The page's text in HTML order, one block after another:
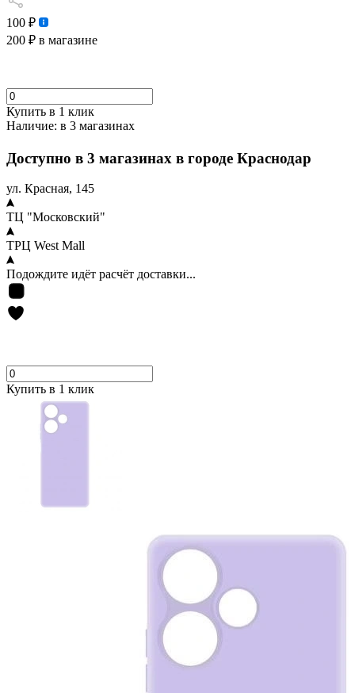
100 ₽
200 ₽ в магазине
Купить в 1 клик
Наличие: в 3 магазинах
Доступно в 3 магазинах в городе Краснодар
ул. Красная, 145
ТЦ "Московский"
ТРЦ West Mall
Подождите идёт расчёт доставки...
Купить в 1 клик